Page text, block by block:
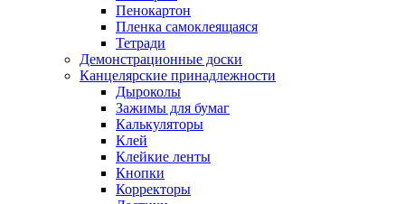
Пенокартон
Пленка самоклеящаяся
Тетради
Демонстрационные доски
Канцелярские принадлежности
Дыроколы
Зажимы для бумаг
Калькуляторы
Клей
Клейкие ленты
Кнопки
Корректоры